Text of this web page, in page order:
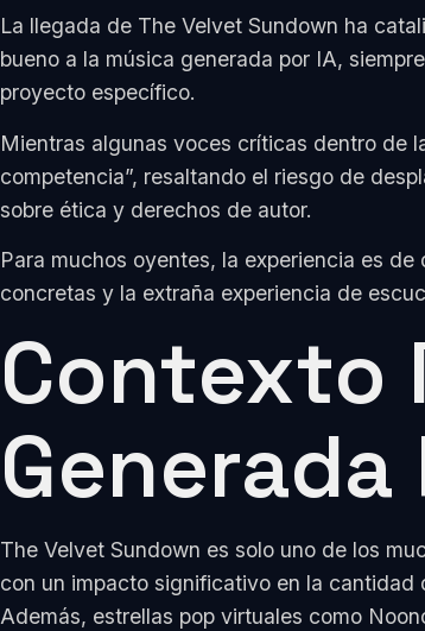
La llegada de The Velvet Sundown ha
bueno a la música generada por IA,
proyecto específico.
Mientras algunas voces críticas dentro de
competencia”, resaltando el riesgo de
sobre ética y derechos de autor.
Para muchos oyentes, la experiencia es
concretas y la extraña experiencia de
Contexto
Generada
The Velvet Sundown es solo uno de los
con un impacto significativo en la cantidad
Además, estrellas pop virtuales como